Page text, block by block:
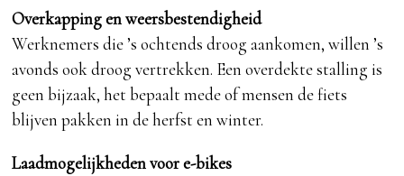
Overkapping en weersbestendigheid
Werknemers die ’s ochtends droog aankomen, willen ’s
avonds ook droog vertrekken. Een overdekte stalling is
geen bijzaak, het bepaalt mede of mensen de fiets
blijven pakken in de herfst en winter.
Laadmogelijkheden voor e-bikes